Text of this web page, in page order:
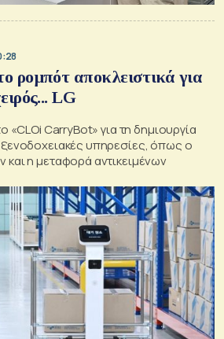
ρομπότ αποκλειστικά για
LG
«CLOi CarryBot» για τη δημιουργία
υπηρεσίες, όπως ο
η μεταφορά αντικειμένων